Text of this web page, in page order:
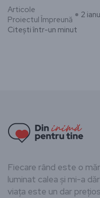
Articole
Proiectul Împreună
2
Citești într-un minut
Fiecare rând este o
luminat calea și mi-a
viața este un dar